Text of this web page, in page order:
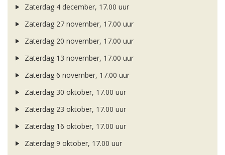
Zaterdag 4 december, 17.00 uur
Zaterdag 27 november, 17.00 uur
Zaterdag 20 november, 17.00 uur
Zaterdag 13 november, 17.00 uur
Zaterdag 6 november, 17.00 uur
Zaterdag 30 oktober, 17.00 uur
Zaterdag 23 oktober, 17.00 uur
Zaterdag 16 oktober, 17.00 uur
Zaterdag 9 oktober, 17.00 uur